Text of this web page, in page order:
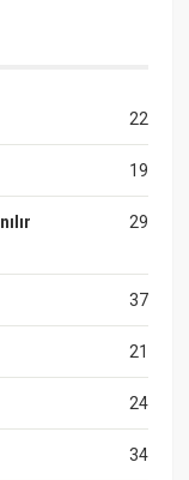
22
19
29
37
21
24
34